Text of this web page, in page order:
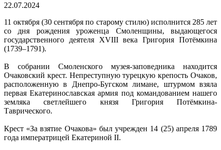
22.07.2024
11 октября (30 сентября по старому стилю) исполнится 285 лет
со дня рождения уроженца Смоленщины, выдающегося
государственного деятеля XVIII века Григория Потёмкина
(1739–1791).
В собрании Смоленского музея-заповедника находится
Очаковский крест. Непреступную турецкую крепость Очаков,
расположенную в Днепро-Бугском лимане, штурмом взяла
первая Екатеринославская армия под командованием нашего
земляка светлейшего князя Григория Потёмкина-
Таврического.
Крест «За взятие Очакова» был учрежден 14 (25) апреля 1789
года императрицей Екатериной II.